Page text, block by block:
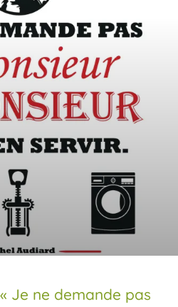
Je ne demande pas